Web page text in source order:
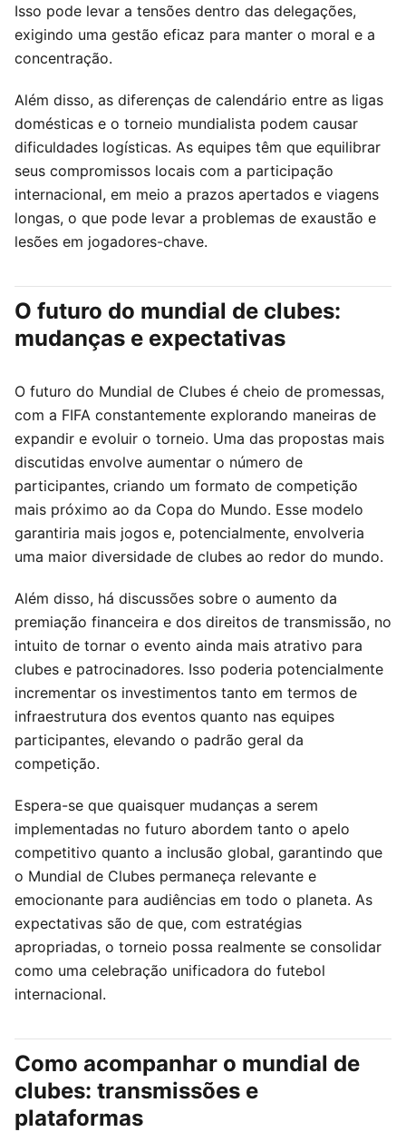
Isso pode levar a tensões dentro das delegações,
exigindo uma gestão eficaz para manter o moral e a
concentração.
Além disso, as diferenças de calendário entre as ligas
domésticas e o torneio mundialista podem causar
dificuldades logísticas. As equipes têm que equilibrar
seus compromissos locais com a participação
internacional, em meio a prazos apertados e viagens
longas, o que pode levar a problemas de exaustão e
lesões em jogadores-chave.
O futuro do mundial de clubes:
mudanças e expectativas
O futuro do Mundial de Clubes é cheio de promessas,
com a FIFA constantemente explorando maneiras de
expandir e evoluir o torneio. Uma das propostas mais
discutidas envolve aumentar o número de
participantes, criando um formato de competição
mais próximo ao da Copa do Mundo. Esse modelo
garantiria mais jogos e, potencialmente, envolveria
uma maior diversidade de clubes ao redor do mundo.
Além disso, há discussões sobre o aumento da
premiação financeira e dos direitos de transmissão, no
intuito de tornar o evento ainda mais atrativo para
clubes e patrocinadores. Isso poderia potencialmente
incrementar os investimentos tanto em termos de
infraestrutura dos eventos quanto nas equipes
participantes, elevando o padrão geral da
competição.
Espera-se que quaisquer mudanças a serem
implementadas no futuro abordem tanto o apelo
competitivo quanto a inclusão global, garantindo que
o Mundial de Clubes permaneça relevante e
emocionante para audiências em todo o planeta. As
expectativas são de que, com estratégias
apropriadas, o torneio possa realmente se consolidar
como uma celebração unificadora do futebol
internacional.
Como acompanhar o mundial de
clubes: transmissões e
plataformas